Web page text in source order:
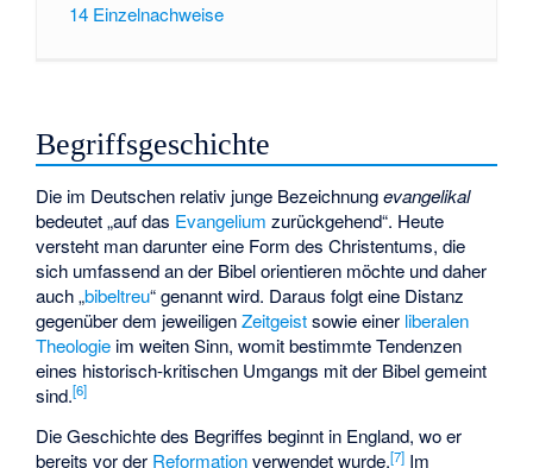
14 Einzelnachweise
Begriffsgeschichte
Die im Deutschen relativ junge Bezeichnungevangelikal
bedeutet „auf das Evangelium zurückgehend“. Heute
versteht man darunter eine Form des Christentums, die
sich umfassend an der Bibel orientieren möchte und daher
auch „bibeltreu“ genannt wird. Daraus folgt eine Distanz
gegenüber dem jeweiligenZeitgeistsowie einer liberalen
Theologie im weiten Sinn, womit bestimmte Tendenzen
eines historisch-kritischen Umgangs mit der Bibelgemeint
sind.[6]
Die Geschichte des Begriffes beginnt in England, wo er
bereits vor der Reformationverwendet wurde.[7] Im